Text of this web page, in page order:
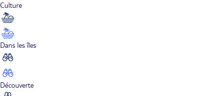
Culture
Dans les îles
Découverte